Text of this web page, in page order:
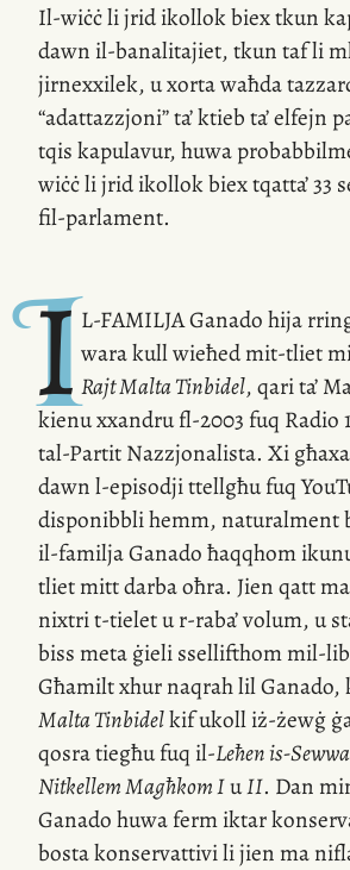
Il-wiċċli jrid ikollok biex tkun
dawn il-banalitajiet, tkun taf li
jirnexxilek, u xorta waħda
“adattazzjoni” ta’ ktieb ta’ elfejn
tqis kapulavur, huwa
wiċċ li jrid ikollok biex tqatta’ 33
fil-parlament.
IL-FAMILJAGanado hija
wara kull wieħedmit-tliet
Rajt Malta Tinbidel, qari ta’
kienu xxandrufl-2003 fuq Radio
tal-Partit Nazzjonalista. Xi
dawnl-episodjittellgħu fuq
disponibbli hemm, naturalment
il-familjaGanado ħaqqhom
tliet mitt darba oħra. Jien qatt
nixtrit-tieletur-raba’ volum, u
biss meta ġieli ssellifthommil-
Għamilt xhur naqrah lil Ganado,
Malta Tinbidelkif ukolliż-żewġ
qosra tiegħu fuq il-Leħenis-Sewwa
Nitkellem Magħkom IuII. Dan
Ganado huwa ferm iktar
bosta konservattivi li jien ma